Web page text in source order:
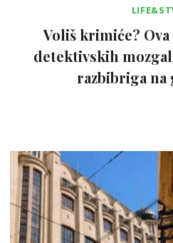
Voliš krimiće?
detektivskih
razbibriga na